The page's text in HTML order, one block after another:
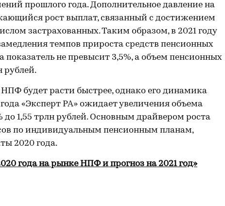
прошлого года. Дополнительное давление на
рост выплат, связанный с достижением
застрахованных. Таким образом, в 2021 году
темпов прироста средств пенсионных
не превысит 3,5%, а объем пенсионных
рублей.
будет расти быстрее, однако его динамика
«Эксперт РА» ожидает увеличения объема
до 1,55 трлн рублей. Основным драйвером роста
по индивидуальным пенсионным планам,
2020 года.
года на рынке НПФ и прогноз на 2021 год»